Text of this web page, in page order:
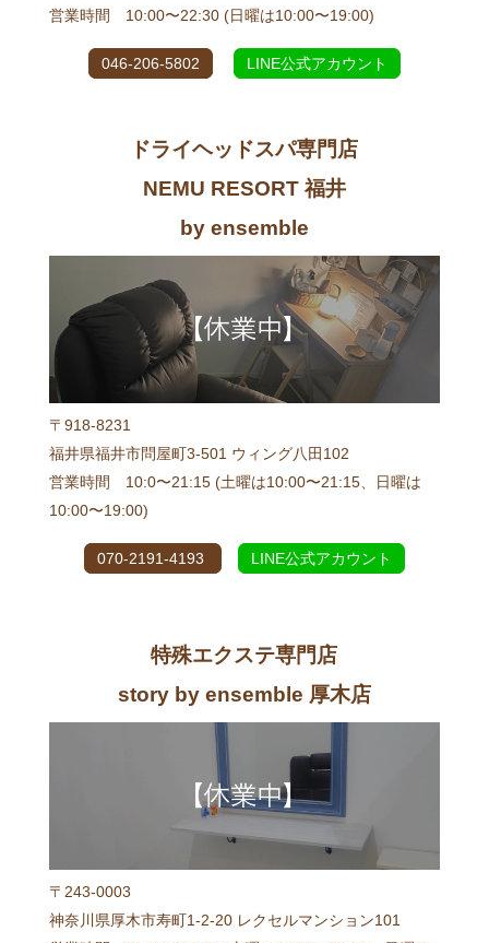
営業時間 10:00〜22:30 (日曜は10:00〜19:00)
046-206-5802 LINE公式アカウント
ドライヘッドスパ専門店
NEMU RESORT 福井
by ensemble
〒918-8231
福井県福井市問屋町3-501 ウィング八田102
営業時間 10:0〜21:15 (土曜は10:00〜21:15、日曜は
10:00〜19:00)
070-2191-4193 LINE公式アカウント
特殊エクステ専門店
story by ensemble 厚木店
〒243-0003
神奈川県厚木市寿町1-2-20 レクセルマンション101